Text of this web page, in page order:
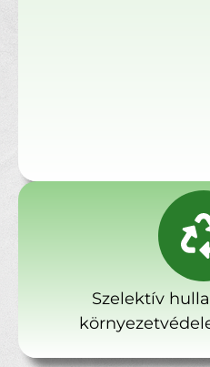
Szelektív